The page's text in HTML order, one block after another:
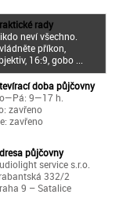
rady
neví všechno.
příkon,
16:9, gobo ...
doba půjčovny
9—17 h.
zavřeno
zavřeno
půjčovny
service s.r.o.
332/2
9 – Satalice